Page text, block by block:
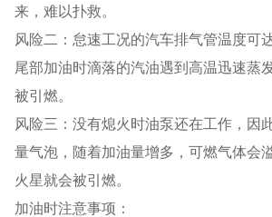
来，难以扑救。
风险二：怠速工况的汽车排气管温度可
尾部加油时滴落的汽油遇到高温迅速蒸
被引燃。
风险三：没有熄火时油泵还在工作，因
量气泡，随着加油量增多，可燃气体会
火星就会被引燃。
加油时注意事项：